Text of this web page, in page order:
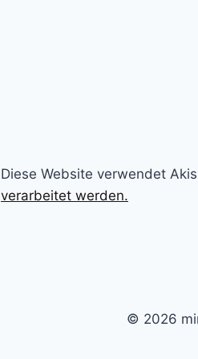
Diese Website verwendet
verarbeitet werden.
© 2026